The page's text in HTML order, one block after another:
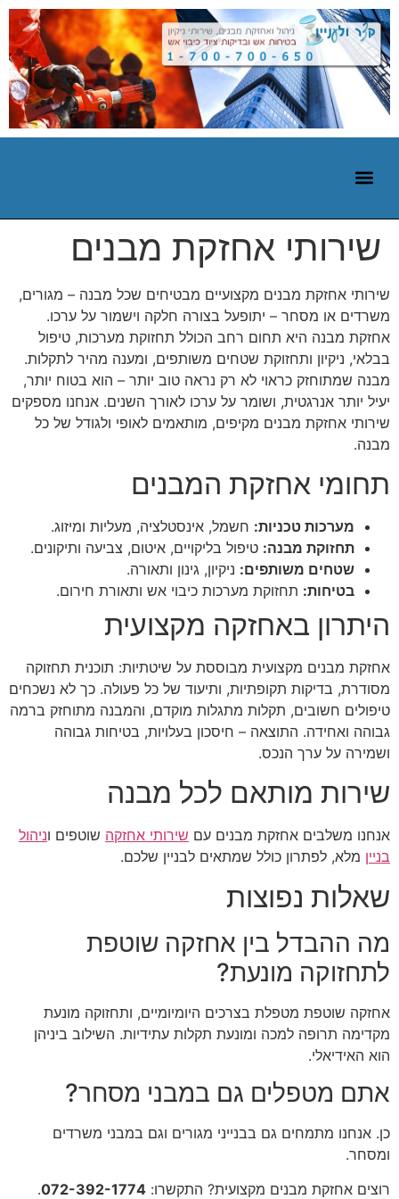
שירותי אחזקת מבנים
שירותי אחזקת מבנים מקצועיים מבטיחים שכל מבנה – מגורים,
משרדים או מסחר – יתופעל בצורה חלקה וישמור על ערכו.
אחזקת מבנה היא תחום רחב הכולל תחזוקת מערכות, טיפול
בבלאי, ניקיון ותחזוקת שטחים משותפים, ומענה מהיר לתקלות.
מבנה שמתוחזק כראוי לא רק נראה טוב יותר – הוא בטוח יותר,
יעיל יותר אנרגטית, ושומר על ערכו לאורך השנים. אנחנו מספקים
שירותי אחזקת מבנים מקיפים, מותאמים לאופי ולגודל של כל
מבנה.
תחומי אחזקת המבנים
מערכות טכניות: חשמל, אינסטלציה, מעליות ומיזוג.
תחזוקת מבנה: טיפול בליקויים, איטום, צביעה ותיקונים.
שטחים משותפים: ניקיון, גינון ותאורה.
בטיחות: תחזוקת מערכות כיבוי אש ותאורת חירום.
היתרון באחזקה מקצועית
אחזקת מבנים מקצועית מבוססת על שיטתיות: תוכנית תחזוקה
מסודרת, בדיקות תקופתיות, ותיעוד של כל פעולה. כך לא נשכחים
טיפולים חשובים, תקלות מתגלות מוקדם, והמבנה מתוחזק ברמה
גבוהה ואחידה. התוצאה – חיסכון בעלויות, בטיחות גבוהה
ושמירה על ערך הנכס.
שירות מותאם לכל מבנה
אנחנו משלבים אחזקת מבנים עם שירותי אחזקה שוטפים וניהול
בניין מלא, לפתרון כולל שמתאים לבניין שלכם.
שאלות נפוצות
מה ההבדל בין אחזקה שוטפת
לתחזוקה מונעת?
אחזקה שוטפת מטפלת בצרכים היומיומיים, ותחזוקה מונעת
מקדימה תרופה למכה ומונעת תקלות עתידיות. השילוב ביניהן
הוא האידיאלי.
אתם מטפלים גם במבני מסחר?
כן. אנחנו מתמחים גם בבנייני מגורים וגם במבני משרדים
ומסחר.
רוצים אחזקת מבנים מקצועית? התקשרו: 072-392-1774
.